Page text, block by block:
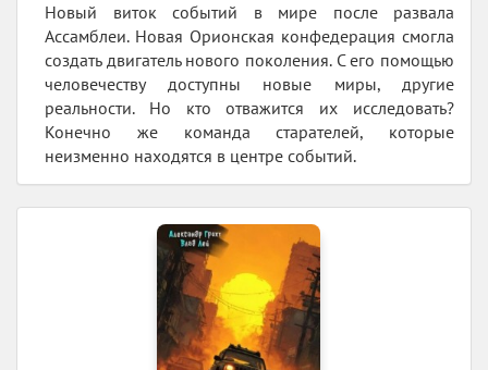
Новый виток событий в мире после развала
Ассамблеи. Новая Орионская конфедерация смогла
создать двигатель нового поколения. С его помощью
человечеству доступны новые миры, другие
реальности. Но кто отважится их исследовать?
Конечно же команда старателей, которые
неизменно находятся в центре событий.